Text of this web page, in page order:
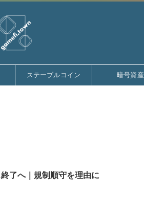
ステーブルコイン 暗号資産
了へ｜規制順守を理由に